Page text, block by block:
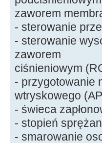
zaworem
- sterowanie
- sterowanie
zaworem
ciśnieniowym
- przygotowanie
wtryskowego
- świeca
- stopień
- smarowanie